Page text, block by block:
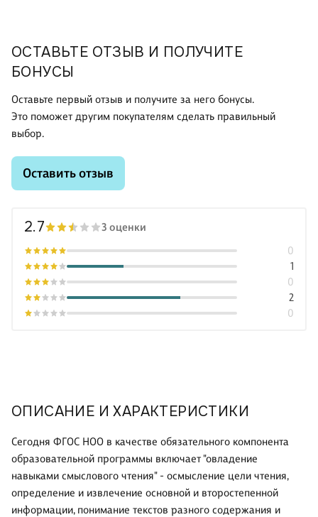
ОПИСАНИЕ И ХАРАКТЕРИСТИКИ
Сегодня ФГОС НОО в качестве обязательного компонента
образовательной программы включает "овладение
навыками смыслового чтения" - осмысление цели чтения,
определение и извлечение основной и второстепенной
информации, понимание текстов разного содержания и
ОСТАВЬТЕ ОТЗЫВ И ПОЛУЧИТЕ
БОНУСЫ
Оставьте первый отзыв и получите за него бонусы.
Это поможет другим покупателям сделать правильный
выбор.
Оставить отзыв
2.7 3 оценки
0
2
0
1
0